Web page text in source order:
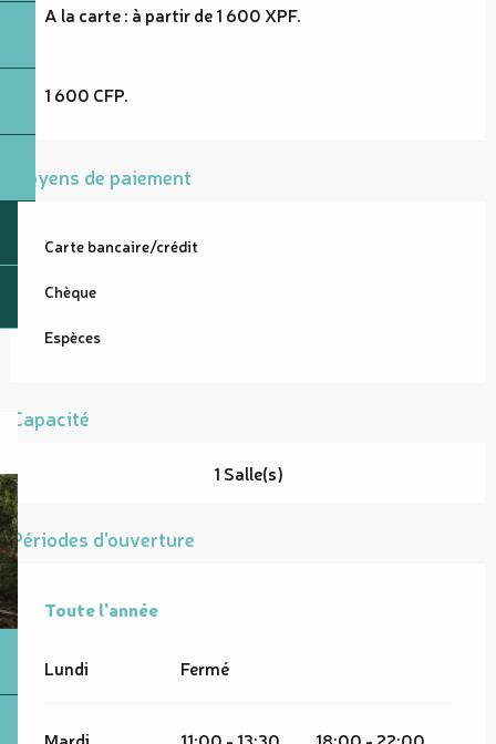
A la carte : à partir de 1 600 XPF.
1 600 CFP.
Moyens de paiement
Carte bancaire/crédit
Chèque
Espèces
Capacité
1 Salle(s)
Périodes d'ouverture
Toute l'année
Toute l'année
Lundi Fermé
Mardi 11:00 - 13:30 18:00 - 22:00